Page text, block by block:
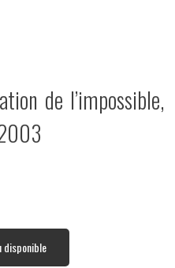
de l’impossible,
disponible